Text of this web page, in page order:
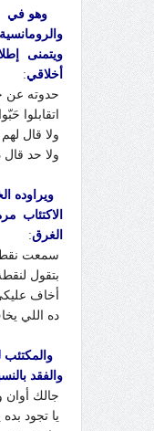
وهو
ويتمنى
أخلاقي:
حدوته عن
اتقابلوا
ولا قال
ولا حد
الاكتئاب
الغرق:
سمعت
بتقول
أخاف
ده اللي
والفقد
جالك
يا تجود